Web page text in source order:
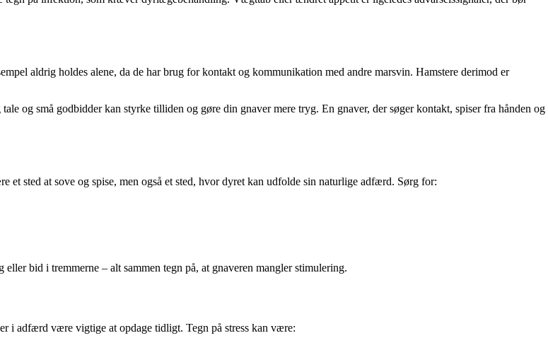
aldrig holdes alene, da de har brug for kontakt og kommunikation med andre marsvin. Hamstere derimod er
og små godbidder kan styrke tilliden og gøre din gnaver mere tryg. En gnaver, der søger kontakt, spiser fra hånden og
sted at sove og spise, men også et sted, hvor dyret kan udfolde sin naturlige adfærd. Sørg for:
bid i tremmerne – alt sammen tegn på, at gnaveren mangler stimulering.
i adfærd være vigtige at opdage tidligt. Tegn på stress kan være: